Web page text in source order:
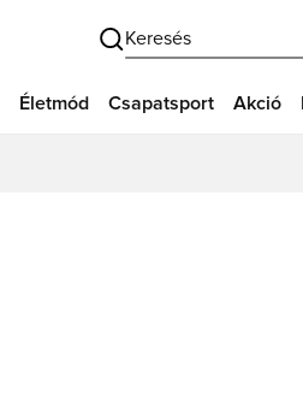
Keresés
Életmód Csapatsport Akció